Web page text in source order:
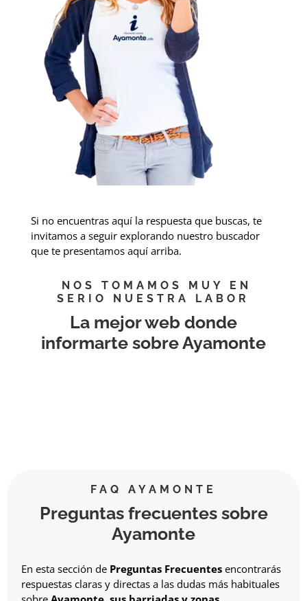
Si no encuentras aquí la respuesta que buscas, te
invitamos a seguir explorando nuestro buscador
que te presentamos aquí arriba.
NOS TOMAMOS MUY EN
SERIO NUESTRA LABOR
La mejor web donde
informarte sobre Ayamonte
FAQ AYAMONTE
Preguntas frecuentes sobre
Ayamonte
En esta sección de Preguntas Frecuentes encontrarás
respuestas claras y directas a las dudas más habituales